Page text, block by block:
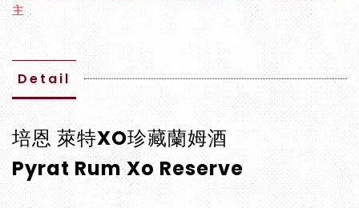
主
Detail
培恩 萊特XO珍藏蘭姆酒
Pyrat Rum Xo Reserve